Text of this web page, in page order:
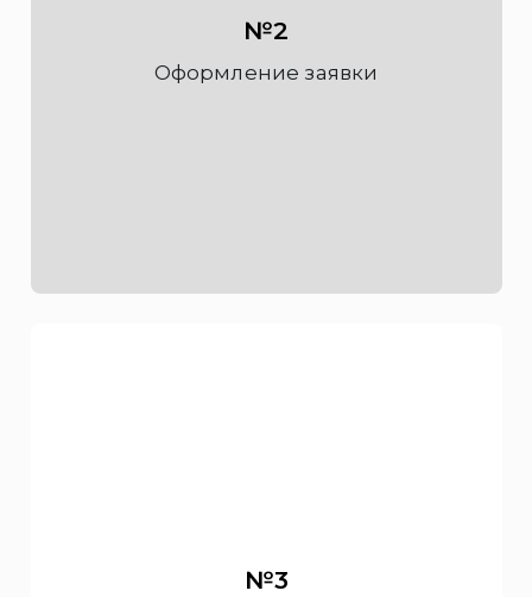
№2
Оформление заявки
№3